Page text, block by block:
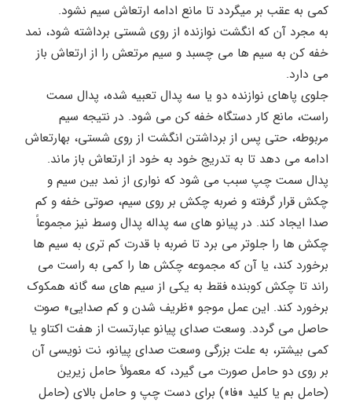
کمی به عقب بر میگردد تا مانع ادامه ارتعاش سیم نشود.
به مجرد آن که انگشت نوازنده از روی شستی برداشته شود، نمد
خفه کن به سیم ها می چسبد و سیم مرتعش را از ارتعاش باز
می دارد.
جلوی پاهای نوازنده دو یا سه پدال تعبیه شده، پدال سمت
راست، مانع کار دستگاه خفه کن می شود. در نتیجه سیم
مربوطه، حتی پس از برداشتن انگشت از روی شستی، بهارتعاش
ادامه می دهد تا به تدریج خود به خود از ارتعاش باز ماند.
پدال سمت چپ سبب می شود که نواری از نمد بین سیم و
چکش قرار گرفته و ضربه چکش بر روی سیم، صوتی خفه و کم
صدا ایجاد کند. در پیانو های سه پداله پدال وسط نیز مجموعاً
چکش ها را جلوتر می برد تا ضربه با قدرت کم تری به سیم ها
برخورد کند، یا آن که مجموعه چکش ها را کمی به راست می
راند تا چکش کوبنده فقط به یکی از سیم های سه گانه همکوک
برخورد کند. این عمل موجو «ظریف شدن و کم صدایی» صوت
حاصل می گردد. وسعت صدای پیانو عبارتست از هفت اکتاو یا
کمی بیشتر، به علت بزرگی وسعت صدای پیانو، نت نویسی آن
بر روی دو حامل صورت می گیرد، که معمولاً حامل زیرین
(حامل بم یا کلید «فا») برای دست چپ و حامل بالای (حامل